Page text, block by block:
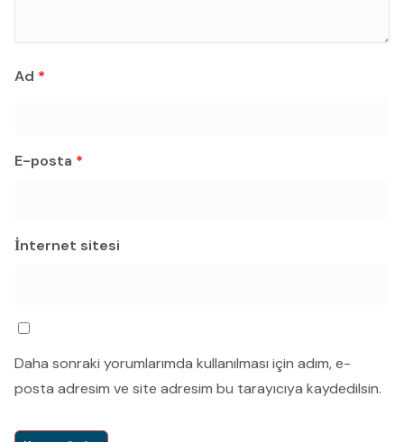
Ad *
E-posta *
İnternet sitesi
Daha sonraki yorumlarımda kullanılması için adım, e-
posta adresim ve site adresim bu tarayıcıya kaydedilsin.